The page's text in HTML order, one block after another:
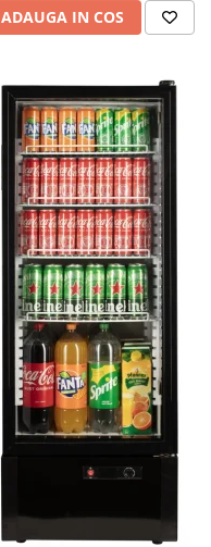
ADAUGA IN COS